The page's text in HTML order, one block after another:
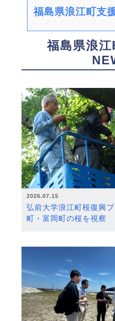
福島県浪江町支
福島県浪
2026.07.15
弘前大学浪江町桜復興
町・富岡町の桜を視察